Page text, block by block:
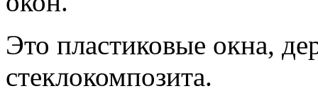
Это пластиковые окна,
стеклокомпозита.